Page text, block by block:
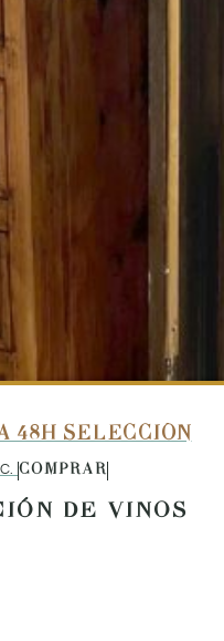
48H SELECCIÓN
COMPRAR
DE VINOS